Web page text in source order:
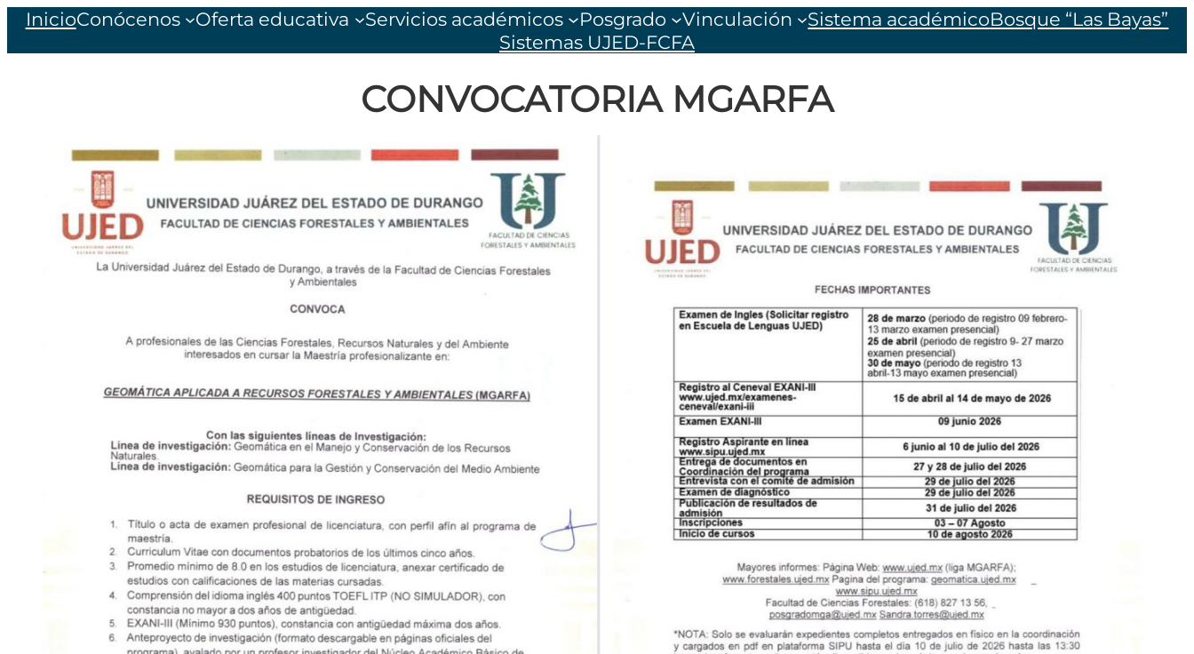
InicioConócenos Oferta educativa Servicios académicos Posgrado Vinculación Sistema académicoBosque “Las Bayas”
Sistemas UJED-FCFA
CONVOCATORIA MGARFA